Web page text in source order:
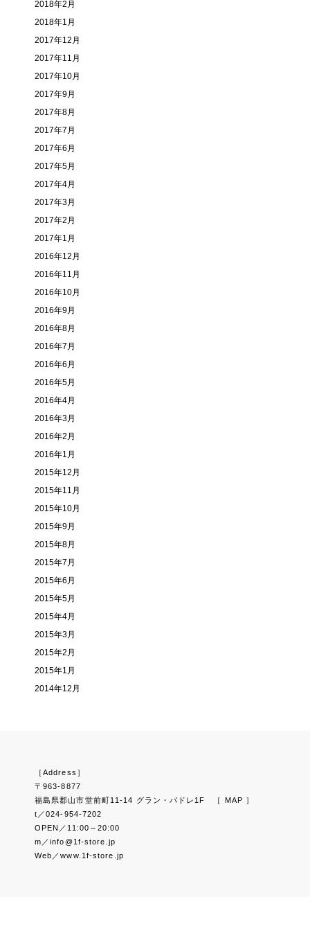
2018年2月
2018年1月
2017年12月
2017年11月
2017年10月
2017年9月
2017年8月
2017年7月
2017年6月
2017年5月
2017年4月
2017年3月
2017年2月
2017年1月
2016年12月
2016年11月
2016年10月
2016年9月
2016年8月
2016年7月
2016年6月
2016年5月
2016年4月
2016年3月
2016年2月
2016年1月
2015年12月
2015年11月
2015年10月
2015年9月
2015年8月
2015年7月
2015年6月
2015年5月
2015年4月
2015年3月
2015年2月
2015年1月
2014年12月
［Address］
〒963-8877
福島県郡山市堂前町11-14 グラン・パドレ1F
［ MAP ］
t／024-954-7202
OPEN／11:00～20:00
m／info@1f-store.jp
Web／www.1f-store.jp